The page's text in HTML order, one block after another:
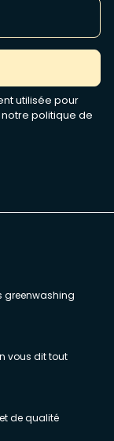
utilisée pour
politique de
greenwashing
vous dit tout
de qualité